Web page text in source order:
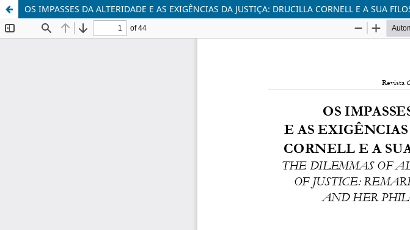
OS IMPASSES DA ALTERIDADE E AS EXIGÊNCIAS DA JUSTIÇA: DRUCILLA CORNELL E A SUA